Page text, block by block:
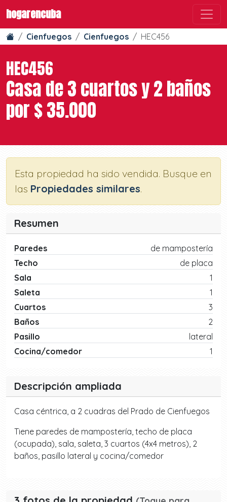
hogarencuba
Cienfuegos Cienfuegos HEC456
HEC456
Casa de 3 cuartos y 2 baños
por $ 35.000
Esta propiedad ha sido vendida. Busque en
las Propiedades similares.
Resumen
Paredes
de mampostería
Techo
de placa
Sala
1
Saleta
1
Cuartos
3
Baños
2
Pasillo
lateral
Cocina/comedor
1
Descripción ampliada
Casa céntrica, a 2 cuadras del Prado de Cienfuegos
Tiene paredes de mampostería, techo de placa
(ocupada), sala, saleta, 3 cuartos (4x4 metros), 2
baños, pasillo lateral y cocina/comedor